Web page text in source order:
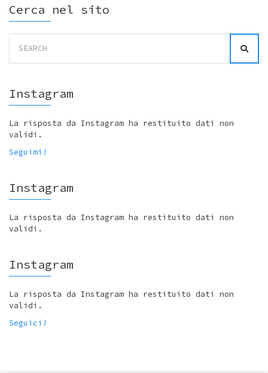
Cerca nel sito
for:
Instagram
La risposta da Instagram ha restituito dati non
validi.
Seguimi!
Instagram
La risposta da Instagram ha restituito dati non
validi.
Instagram
La risposta da Instagram ha restituito dati non
validi.
Seguici!